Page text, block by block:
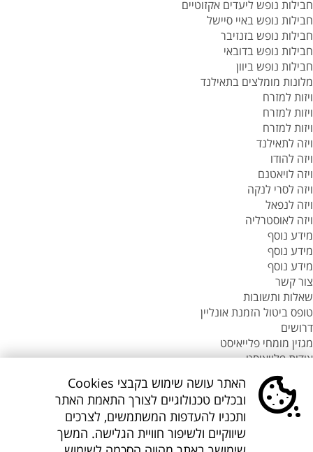
חבילות נופש ליעדים אקזוטיים
חבילות נופש באיי סיישל
חבילות נופש בזנזיבר
חבילות נופש בדובאי
חבילות נופש ביוון
מלונות מומלצים בתאילנד
ויזות למזרח
ויזות למזרח
ויזות למזרח
ויזה לתאילנד
ויזה להודו
ויזה לויאטנם
ויזה לסרי לנקה
ויזה לנפאל
ויזה לאוסטרליה
מידע נוסף
מידע נוסף
מידע נוסף
צור קשר
שאלות ותשובות
טופס ביטול הזמנת אונליין
דרושים
מגזין מומחי פלייאיסט
אודות פלייאיסט
סניפי flyeast בעולם
סניפי flyeast בעולם
סניף flyeast תאילנד
האתר עושה שימוש בקבצי Cookies
ובכלים טכנולוגיים לצורך התאמת האתר
ותכניו להעדפות המשתמשים, לצרכים
שיווקיים ולשיפור חוויית הגלישה. המשך